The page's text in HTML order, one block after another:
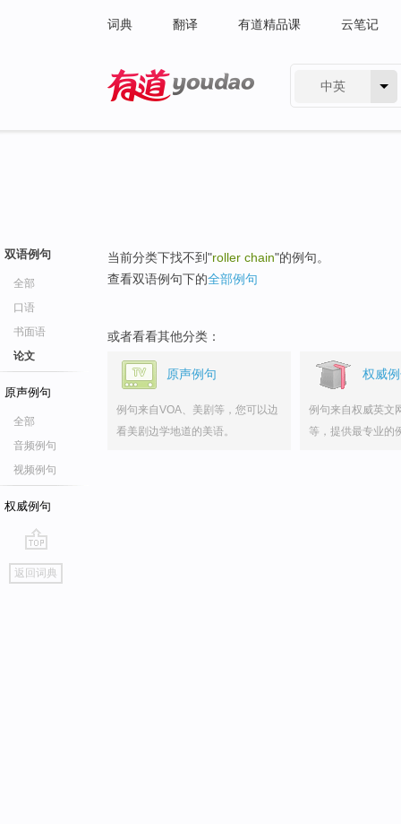
词典 翻译 有道精品课 云笔记
中英
双语例句
全部
口语
书面语
论文
原声例句
全部
音频例句
视频例句
权威例句
go
top
返回词典
当前分类下找不到"roller chain"的例句。
查看双语例句下的全部例句
或者看看其他分类：
原声例句
例句来自VOA、美剧等，您可以边
看美剧边学地道的美语。
权威
例句来自权威英文
等，提供最专业的